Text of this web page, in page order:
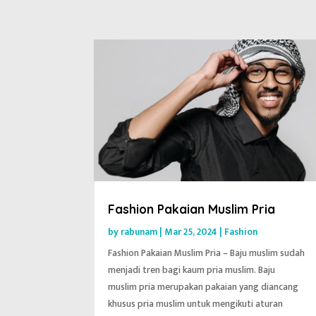
Fashion Pakaian Muslim Pria
byrabunam| Mar 25, 2024 | Fashion
Fashion Pakaian Muslim Pria – Baju muslim sudah
menjadi tren bagi kaum pria muslim. Baju
muslim pria merupakan pakaian yang diancang
khusus pria muslim untuk mengikuti aturan